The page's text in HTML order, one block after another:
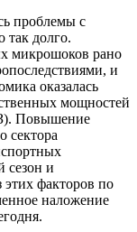
проблемы с
так долго.
микрошоков рано
и
оказалась
мощностей
Повышение
сектора
сезон и
этих факторов по
наложение